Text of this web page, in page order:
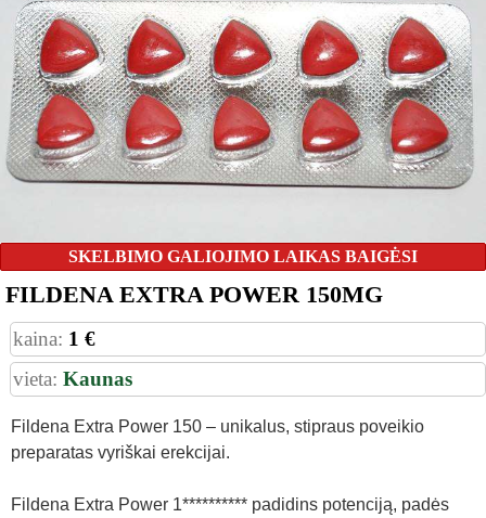
SKELBIMO GALIOJIMO LAIKAS BAIGĖSI
FILDENA EXTRA POWER 150MG
kaina: 1 €
vieta: Kaunas
Fildena Extra Power 150 – unikalus, stipraus poveikio
preparatas vyriškai erekcijai.
Fildena Extra Power 1********** padidins potenciją, padės